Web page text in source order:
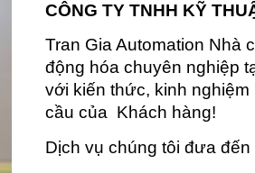
CÔNG TY TNHH KỸ
Tran Gia Automation Nhà
động hóa chuyên nghiệp
với kiến thức, kinh
cầu của Khách hàng!
Dịch vụ chúng tôi đưa